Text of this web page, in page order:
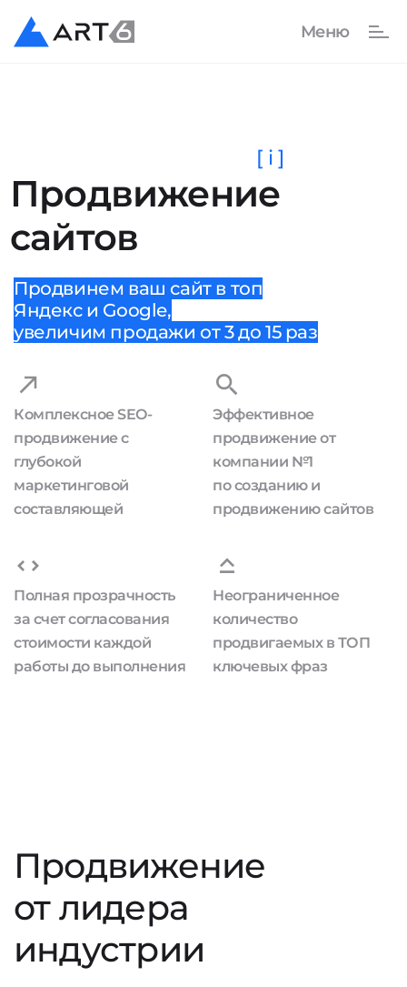
Продвижение
сайтов
[ i ]
Продвинем ваш сайт в топ
Яндекс и Google,
увеличим продажи от 3 до 15 раз
Комплексное SEO-
продвижение с
глубокой
маркетинговой
составляющей
Эффективное
продвижение от
компании №1
по созданию и
продвижению сайтов
Полная прозрачность
за счет согласования
стоимости каждой
работы до выполнения
Неограниченное
количество
продвигаемых в ТОП
ключевых фраз
Продвижение
от лидера
индустрии